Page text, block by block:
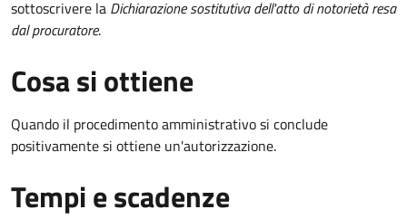
sottoscrivere la Dichiarazione sostitutiva dell'atto di notorietà resa
dal procuratore.
Cosa si ottiene
Quando il procedimento amministrativo si conclude
positivamente si ottiene un'autorizzazione.
Tempi e scadenze